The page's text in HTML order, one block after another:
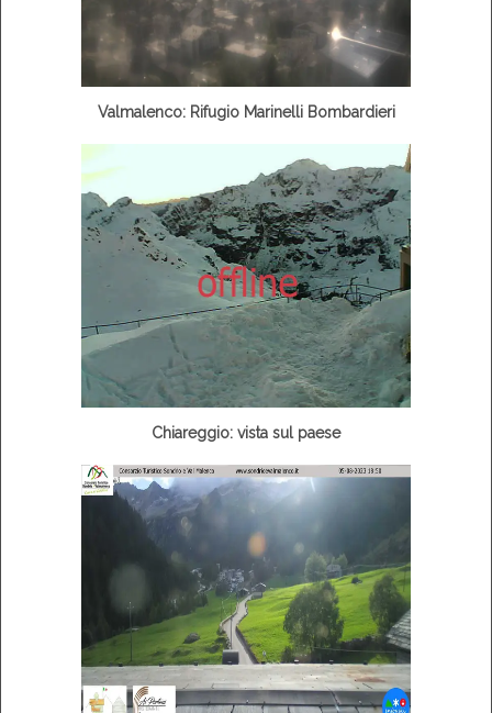
Valmalenco: Rifugio Marinelli Bombardieri
Chiareggio: vista sul paese